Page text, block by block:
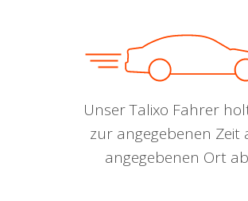
Unser Talixo Fahrer
zur angegebenen Zeit
angegebenen Ort